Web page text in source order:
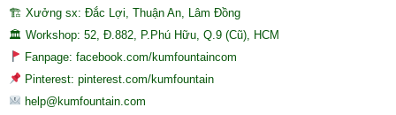
🏗 Xưởng sx: Đắc Lợi, Thuận An, Lâm Đồng
🏛 Workshop: 52, Đ.882, P.Phú Hữu, Q.9 (Cũ), HCM
Fanpage: facebook.com/kumfountaincom
Pinterest: pinterest.com/kumfountain
help@kumfountain.com